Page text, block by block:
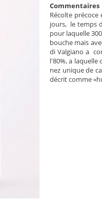
Commentaires
Récolte
jours, le temps
pour laquelle
bouche mais
di Valgiano a
l'80%, a
nez unique de
décrit comme